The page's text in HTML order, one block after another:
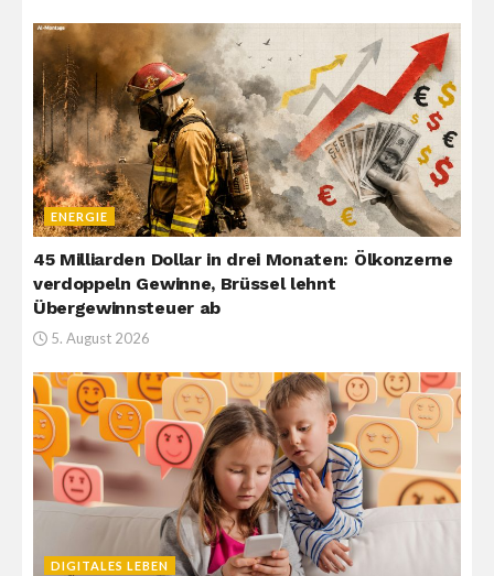
ENERGIE
45 Milliarden Dollar in drei Monaten: Ölkonzerne
verdoppeln Gewinne, Brüssel lehnt
Übergewinnsteuer ab
5. August 2026
DIGITALES LEBEN